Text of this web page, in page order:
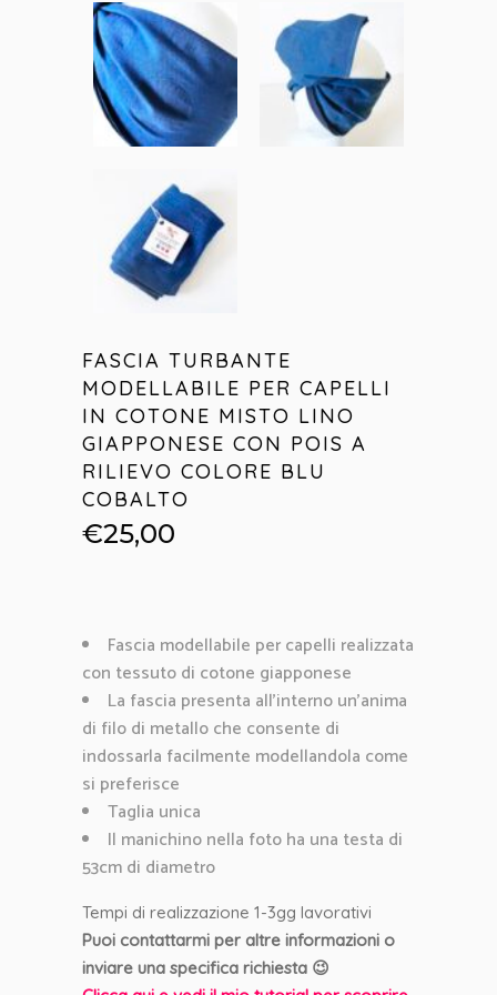
FASCIA TURBANTE
MODELLABILE PER CAPELLI
IN COTONE MISTO LINO
GIAPPONESE CON POIS A
RILIEVO COLORE BLU
COBALTO
€25,00
Fascia modellabile per capelli realizzata
con tessuto di cotone giapponese
La fascia presenta all’interno un’anima
di filo di metallo che consente di
indossarla facilmente modellandola come
si preferisce
Taglia unica
Il manichino nella foto ha una testa di
53cm di diametro
Tempi di realizzazione 1-3gg lavorativi
Puoi contattarmi per altre informazioni o
inviare una specifica richiesta 😉